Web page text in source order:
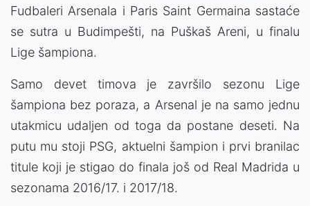
Fudbaleri Arsenala i Paris Saint Germaina sastaće
se sutra u Budimpešti, na Puškaš Areni, u finalu
Lige šampiona.
Samo devet timova je završilo sezonu Lige
šampiona bez poraza, a Arsenal je na samo jednu
utakmicu udaljen od toga da postane deseti. Na
putu mu stoji PSG, aktuelni šampion i prvi branilac
titule koji je stigao do finala još od Real Madrida u
sezonama 2016/17. i 2017/18.